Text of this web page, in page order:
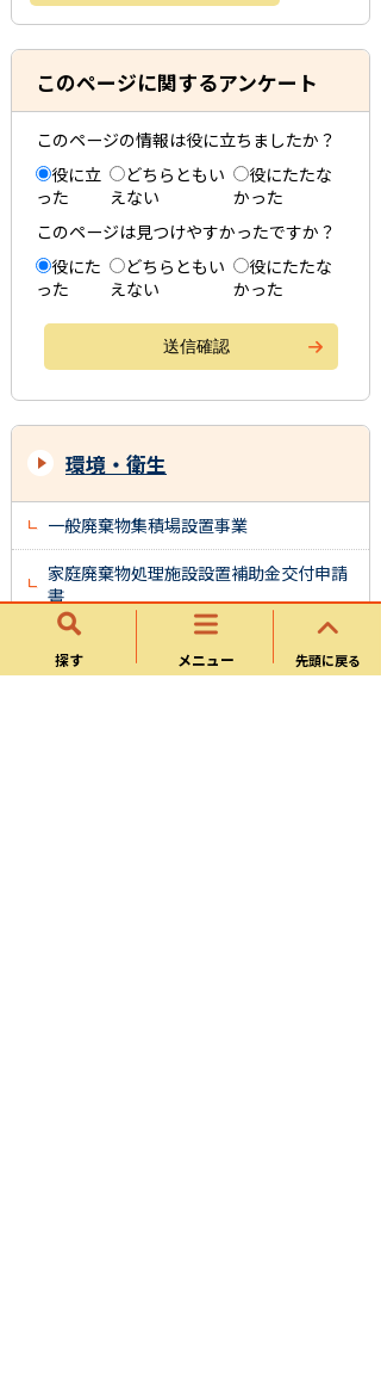
探す メニュー
このページに関するアンケート
このページの情報は役に立ちましたか？
役に立
った
どちらともい
えない
役にたたな
かった
このページは見つけやすかったですか？
役にた
った
どちらともい
えない
役にたたな
かった
先頭に戻る
環境・衛生
一般廃棄物集積場設置事業
家庭廃棄物処理施設設置補助金交付申請
書
資源集団回収事業奨励金に関する様式